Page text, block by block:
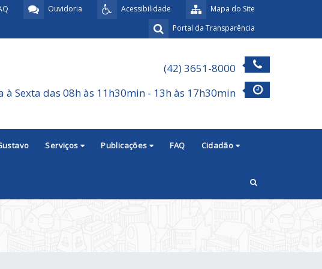
Mapa do Site
Acessibilidade
Ouvidoria
Portal da Transparência
(42) 3651-8000
à Sexta das 08h às 11h30min - 13h às 17h30min
Serviços Publicações FAQ Cidadão